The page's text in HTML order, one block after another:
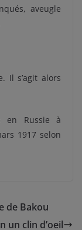
aveugle
Il s’agit alors
en Russie à
1917 selon
de Bakou
un clin d’oeil